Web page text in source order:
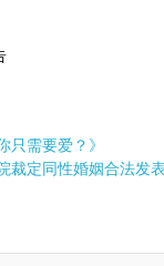
只需要爱？》
裁定同性婚姻合法发